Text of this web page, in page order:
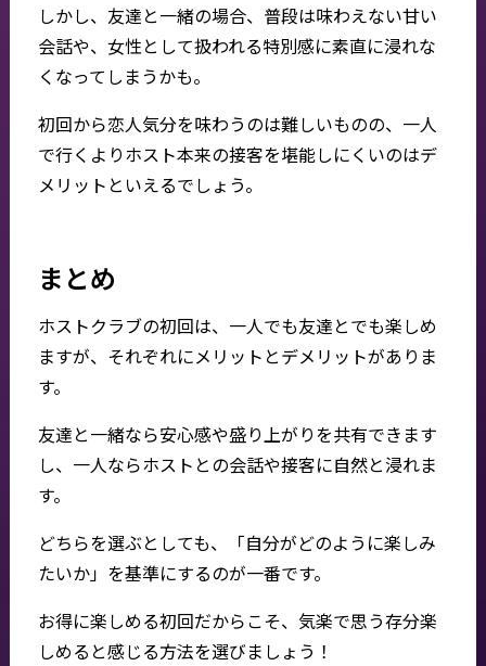
しかし、友達と一緒の場合、普段は味わえない甘い
会話や、女性として扱われる特別感に素直に浸れな
くなってしまうかも。
初回から恋人気分を味わうのは難しいものの、一人
で行くよりホスト本来の接客を堪能しにくいのはデ
メリットといえるでしょう。
まとめ
ホストクラブの初回は、一人でも友達とでも楽しめ
ますが、それぞれにメリットとデメリットがありま
す。
友達と一緒なら安心感や盛り上がりを共有できます
し、一人ならホストとの会話や接客に自然と浸れま
す。
どちらを選ぶとしても、「自分がどのように楽しみ
たいか」を基準にするのが一番です。
お得に楽しめる初回だからこそ、気楽で思う存分楽
しめると感じる方法を選びましょう！